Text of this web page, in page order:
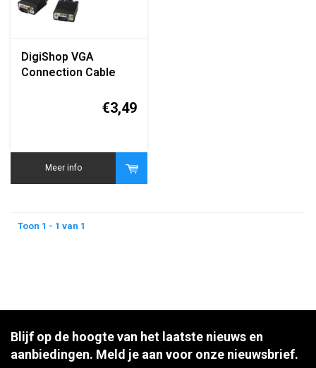
DigiShop VGA
Connection Cable
€3,49
Meer info
Toon 1 - 1 van 1
Blijf op de hoogte van het laatste nieuws en
aanbiedingen. Meld je aan voor onze nieuwsbrief.